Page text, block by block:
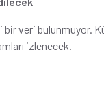
veri bulunmuyor.
izlenecek.